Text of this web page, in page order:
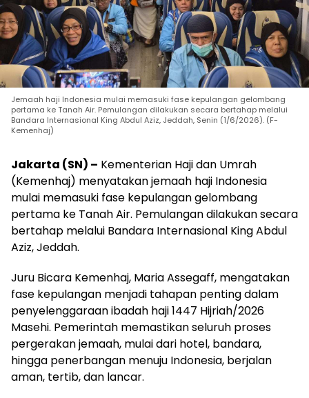
Jemaah haji Indonesia mulai memasuki fase kepulangan gelombang
pertama ke Tanah Air. Pemulangan dilakukan secara bertahap melalui
Bandara Internasional King Abdul Aziz, Jeddah, Senin (1/6/2026). (F-
Kemenhaj)
Jakarta (SN) – Kementerian Haji dan Umrah
(Kemenhaj) menyatakan jemaah haji Indonesia
mulai memasuki fase kepulangan gelombang
pertama ke Tanah Air. Pemulangan dilakukan secara
bertahap melalui Bandara Internasional King Abdul
Aziz, Jeddah.
Juru Bicara Kemenhaj, Maria Assegaff, mengatakan
fase kepulangan menjadi tahapan penting dalam
penyelenggaraan ibadah haji 1447 Hijriah/2026
Masehi. Pemerintah memastikan seluruh proses
pergerakan jemaah, mulai dari hotel, bandara,
hingga penerbangan menuju Indonesia, berjalan
aman, tertib, dan lancar.